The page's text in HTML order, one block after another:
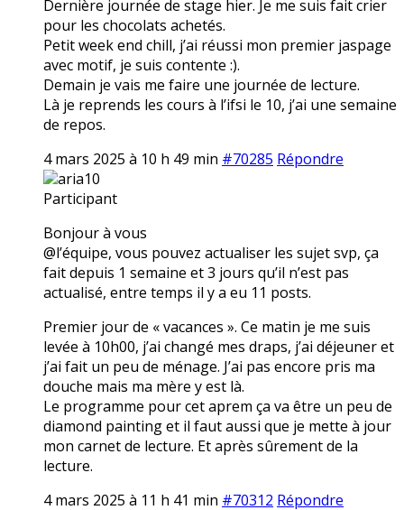
Dernière journée de stage hier. Je me suis fait crier
pour les chocolats achetés.
Petit week end chill, j’ai réussi mon premier jaspage
avec motif, je suis contente :).
Demain je vais me faire une journée de lecture.
Là je reprends les cours à l’ifsi le 10, j’ai une semaine
de repos.
4 mars 2025 à 10 h 49 min #70285 Répondre
aria10
Participant
Bonjour à vous
@l’équipe, vous pouvez actualiser les sujet svp, ça
fait depuis 1 semaine et 3 jours qu’il n’est pas
actualisé, entre temps il y a eu 11 posts.
Premier jour de « vacances ». Ce matin je me suis
levée à 10h00, j’ai changé mes draps, j’ai déjeuner et
j’ai fait un peu de ménage. J’ai pas encore pris ma
douche mais ma mère y est là.
Le programme pour cet aprem ça va être un peu de
diamond painting et il faut aussi que je mette à jour
mon carnet de lecture. Et après sûrement de la
lecture.
4 mars 2025 à 11 h 41 min #70312 Répondre